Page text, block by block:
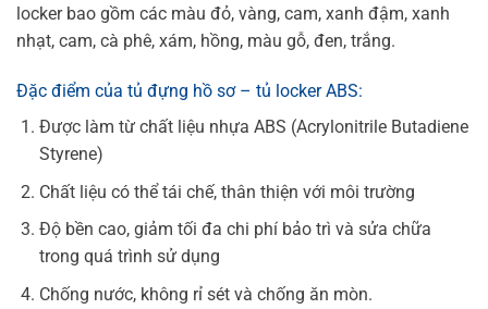
locker bao gồm các màu đỏ, vàng, cam, xanh đậm, xanh
nhạt, cam, cà phê, xám, hồng, màu gỗ, đen, trắng.
Đặc điểm của tủ đựng hồ sơ – tủ locker ABS:
Được làm từ chất liệu nhựa ABS (Acrylonitrile Butadiene
Styrene)
Chất liệu có thể tái chế, thân thiện với môi trường
Độ bền cao, giảm tối đa chi phí bảo trì và sửa chữa
trong quá trình sử dụng
Chống nước, không rỉ sét và chống ăn mòn.